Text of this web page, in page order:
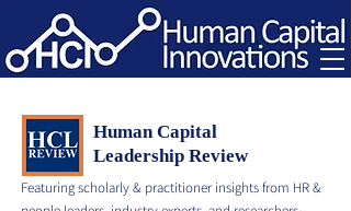
Human Capital
Leadership Review
Featuring scholarly & practitioner insights from HR &